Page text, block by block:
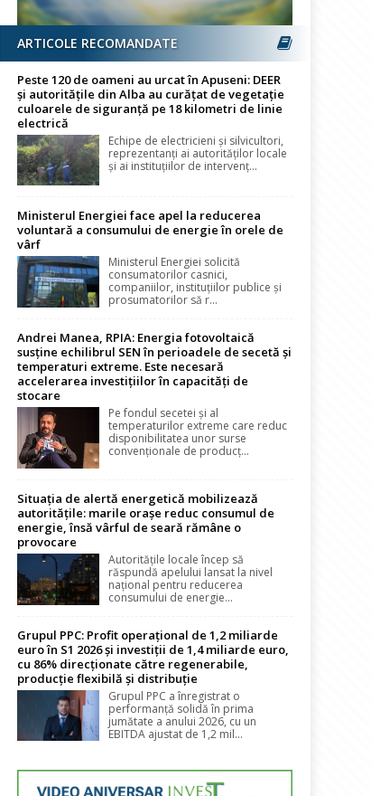
ARTICOLE RECOMANDATE
Peste 120 de oameni au urcat în Apuseni: DEER
și autoritățile din Alba au curățat de vegetație
culoarele de siguranță pe 18 kilometri de linie
electrică
Echipe de electricieni și silvicultori,
reprezentanți ai autorităților locale
și ai instituțiilor de intervenț...
Ministerul Energiei face apel la reducerea
voluntară a consumului de energie în orele de
vârf
Ministerul Energiei solicită
consumatorilor casnici,
companiilor, instituțiilor publice și
prosumatorilor să r...
Andrei Manea, RPIA: Energia fotovoltaică
susține echilibrul SEN în perioadele de secetă și
temperaturi extreme. Este necesară
accelerarea investițiilor în capacități de
stocare
Pe fondul secetei și al
temperaturilor extreme care reduc
disponibilitatea unor surse
convenționale de producț...
Situația de alertă energetică mobilizează
autoritățile: marile orașe reduc consumul de
energie, însă vârful de seară rămâne o
provocare
Autoritățile locale încep să
răspundă apelului lansat la nivel
național pentru reducerea
consumului de energie...
Grupul PPC: Profit operațional de 1,2 miliarde
euro în S1 2026 și investiții de 1,4 miliarde euro,
cu 86% direcționate către regenerabile,
producție flexibilă și distribuție
Grupul PPC a înregistrat o
performanță solidă în prima
jumătate a anului 2026, cu un
EBITDA ajustat de 1,2 mil...